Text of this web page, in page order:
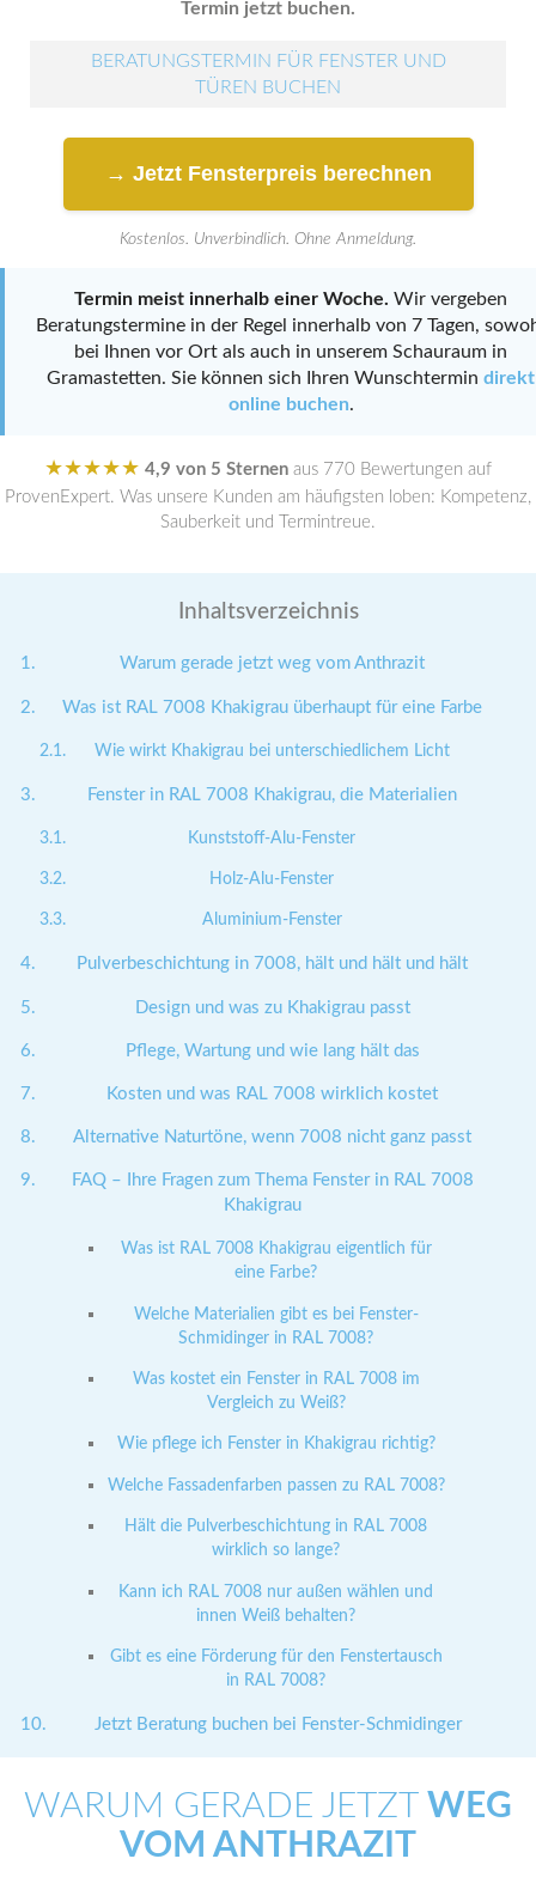
Termin jetzt buchen.
BERATUNGSTERMIN FÜR FENSTER UND
TÜREN BUCHEN
→ Jetzt Fensterpreis berechnen
Kostenlos. Unverbindlich. Ohne Anmeldung.
Termin meist innerhalb einer Woche. Wir vergeben
Beratungstermine in der Regel innerhalb von 7 Tagen,
bei Ihnen vor Ort als auch in unserem Schauraum in
Gramastetten. Sie können sich Ihren Wunschtermin direkt
online buchen.
★★★★★ 4,9 von 5 Sternen aus 770 Bewertungen auf
ProvenExpert. Was unsere Kunden am häufigsten loben: Kompetenz,
Sauberkeit und Termintreue.
Inhaltsverzeichnis
Warum gerade jetzt weg vom Anthrazit
Was ist RAL 7008 Khakigrau überhaupt für eine Farbe
Wie wirkt Khakigrau bei unterschiedlichem Licht
Fenster in RAL 7008 Khakigrau, die Materialien
Kunststoff-Alu-Fenster
Holz-Alu-Fenster
Aluminium-Fenster
Pulverbeschichtung in 7008, hält und hält und hält
Design und was zu Khakigrau passt
Pflege, Wartung und wie lang hält das
Kosten und was RAL 7008 wirklich kostet
Alternative Naturtöne, wenn 7008 nicht ganz passt
FAQ – Ihre Fragen zum Thema Fenster in RAL 7008
Khakigrau
Was ist RAL 7008 Khakigrau eigentlich für
eine Farbe?
Welche Materialien gibt es bei Fenster-
Schmidinger in RAL 7008?
Was kostet ein Fenster in RAL 7008 im
Vergleich zu Weiß?
Wie pflege ich Fenster in Khakigrau richtig?
Welche Fassadenfarben passen zu RAL 7008?
Hält die Pulverbeschichtung in RAL 7008
wirklich so lange?
Kann ich RAL 7008 nur außen wählen und
innen Weiß behalten?
Gibt es eine Förderung für den Fenstertausch
in RAL 7008?
Jetzt Beratung buchen bei Fenster-Schmidinger
WARUM GERADE JETZT WEG
VOM ANTHRAZIT